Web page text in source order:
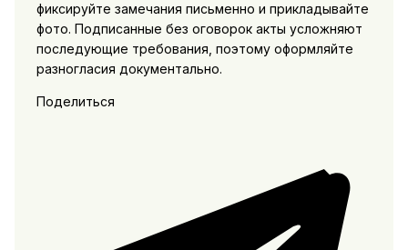
фиксируйте замечания письменно и прикладывайте
фото. Подписанные без оговорок акты усложняют
последующие требования, поэтому оформляйте
разногласия документально.
Поделиться